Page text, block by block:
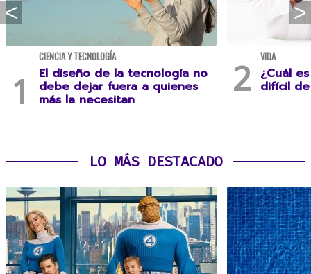
CIENCIA Y TECNOLOGÍA
El diseño de la tecnología no
debe dejar fuera a quienes
más la necesitan
VIDA
¿Cuál
difícil
LO MÁS DESTACADO